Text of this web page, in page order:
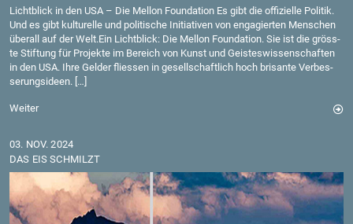
Licht­blick in den USA – Die Mel­lon Foun­da­ti­on Es gibt die of­fi­zi­el­le Po­li­tik.
Und es gibt kul­tu­rel­le und po­li­ti­sche In­itia­ti­ven von en­ga­gier­ten Men­schen
über­all auf der Welt.​Ein Licht­blick: Die Mel­lon Foun­da­ti­on. Sie ist die gröss­
te Stif­tung für Pro­jek­te im Be­reich von Kunst und Geis­tes­wis­sen­schaf­ten
in den USA. Ihre Gel­der flies­sen in ge­sell­schaft­lich hoch bri­san­te Ver­bes­
se­rungs­ide­en. […]
Wei­ter
03. NOV. 2024
DAS EIS SCHMILZT